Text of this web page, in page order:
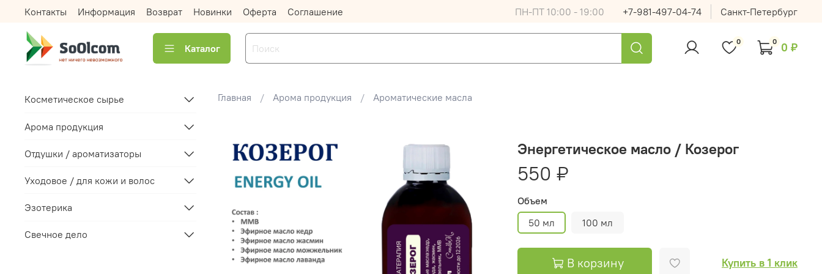
Контакты Информация Возврат Новинки Оферта Соглашение ПН-ПТ 10:00 - 19:00 +7-981-497-04-74 Санкт-Петербург
Каталог
0 0 0 ₽
Главная Арома продукция Ароматические масла
Энергетическое масло / Козерог
550 ₽
Объем
50 мл
100 мл
В корзину Купить в 1 клик
Косметическое сырье
Арома продукция
Отдушки / ароматизаторы
Уходовое / для кожи и волос
Эзотерика
Свечное дело